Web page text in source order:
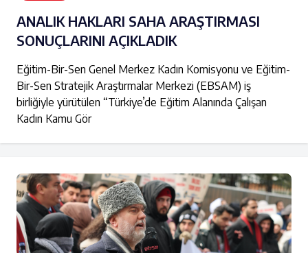
ANALIK HAKLARI SAHA ARAŞTIRMASI
SONUÇLARINI AÇIKLADIK
Eğitim-Bir-Sen Genel Merkez Kadın Komisyonu ve Eğitim-
Bir-Sen Stratejik Araştırmalar Merkezi (EBSAM) iş
birliğiyle yürütülen “Türkiye’de Eğitim Alanında Çalışan
Kadın Kamu Gör